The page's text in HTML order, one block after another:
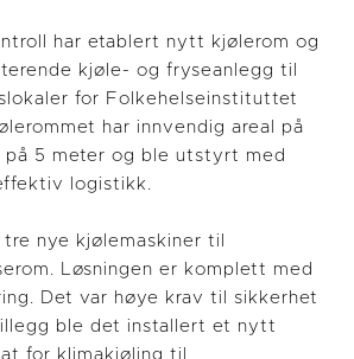
har etablert nytt kjølerom og
kjøle- og fryseanlegg til
for Folkehelseinstituttet
har innvendig areal på
på 5 meter og ble utstyrt med
logistikk.
nye kjølemaskiner til
Løsningen er komplett med
Det var høye krav til sikkerhet
ble det installert et nytt
for klimakjøling til